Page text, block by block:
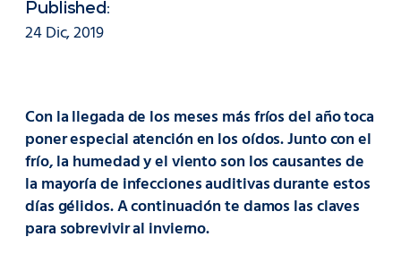
Published:
24 Dic, 2019
Con la llegada de los meses más fríos del año toca
poner especial atención en los oídos. Junto con el
frío, la humedad y el viento son los causantes de
la mayoría de infecciones auditivas durante estos
días gélidos. A continuación te damos las claves
para sobrevivir al invierno.